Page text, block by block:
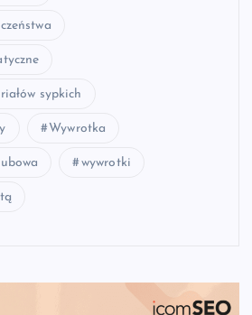
sypkich
Wywrotka
wywrotki